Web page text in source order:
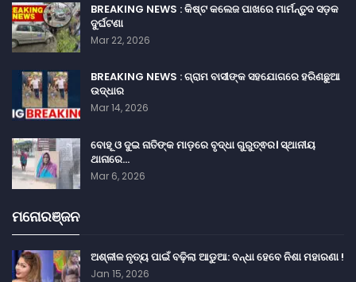
BREAKING NEWS : କିଷ୍ଟ କଲେଜ ପାଖରେ ମାର୍ମନ୍ତୁଦ ସଡ଼କ
ଦୁର୍ଘଟଣା
Mar 22, 2026
BREAKING NEWS : ଗ୍ରାମ ବାସୀଙ୍କ ସହଯୋଗରେ ହରିଣଛୁଆ
ଉଦ୍ଧାର
Mar 14, 2026
ବୋହୂ ଓ ଦୁଇ ନାତିଙ୍କ ମାଡ଼ରେ ବୃଦ୍ଧା ଗୁରୁତ୍ଵର। ସ୍ଥାନୀୟ
ଥାନାରେ…
Mar 6, 2026
ମନୋରଞ୍ଜନ
ଅଶ୍ଳୀଳ ନୃତ୍ୟ ପାଇଁ ବଢ଼ିଲା ଆଡୁଆ: ବନ୍ଧା ହେବେ ନିଶା ମହାରଣା !
Jan 15, 2026